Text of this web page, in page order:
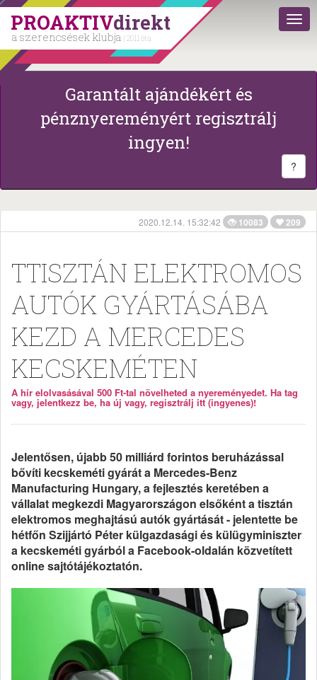
PROAKTIVdirekt
a szerencsések klubja | 2011 óta
Garantált ajándékért és
pénznyereményért regisztrálj
ingyen!
?
2020.12.14. 15:32:42 10083 209
TTISZTÁN ELEKTROMOS
AUTÓK GYÁRTÁSÁBA
KEZD A MERCEDES
KECSKEMÉTEN
A hír elolvasásával 500 Ft-tal növelheted a nyereményedet. Ha tag
vagy, jelentkezz be, ha új vagy, regisztrálj itt (ingyenes)!
Jelentősen, újabb 50 milliárd forintos beruházással
bővíti kecskeméti gyárát a Mercedes-Benz
Manufacturing Hungary, a fejlesztés keretében a
vállalat megkezdi Magyarországon elsőként a tisztán
elektromos meghajtású autók gyártását - jelentette be
hétfőn Szijjártó Péter külgazdasági és külügyminiszter
a kecskeméti gyárból a Facebook-oldalán közvetített
online sajtótájékoztatón.